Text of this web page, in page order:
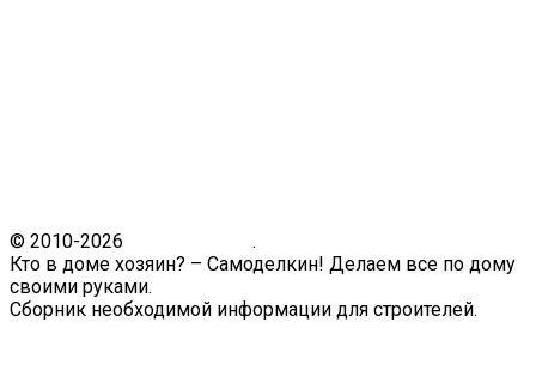
© 2010-2026
.
Кто в доме хозяин? – Самоделкин! Делаем все по дому
своими руками.
Сборник необходимой информации для строителей.